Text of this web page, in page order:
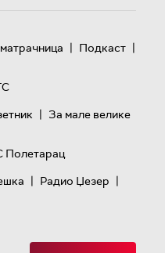
| Подкаст |
| За мале велике
Полетарац
| Радио Џезер |